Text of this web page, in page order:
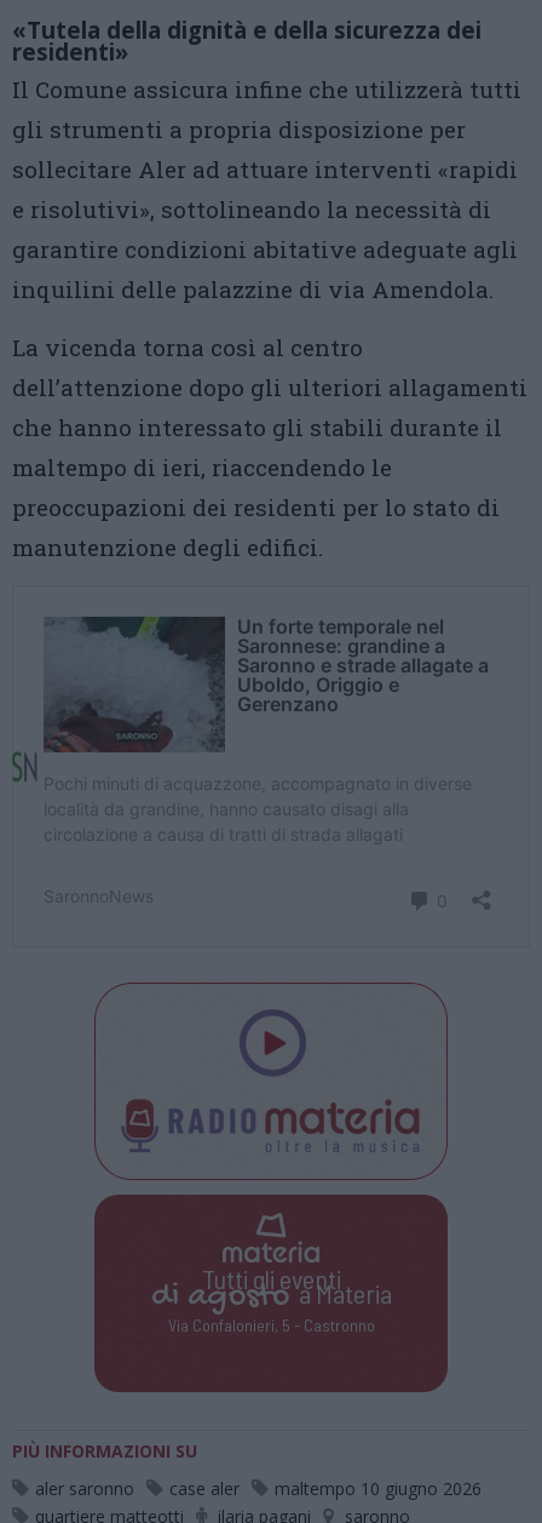
«Tutela della dignità e della sicurezza dei
residenti»
Il Comune assicura infine che utilizzerà tutti
gli strumenti a propria disposizione per
sollecitare Aler ad attuare interventi «rapidi
e risolutivi», sottolineando la necessità di
garantire condizioni abitative adeguate agli
inquilini delle palazzine di via Amendola.
La vicenda torna così al centro
dell’attenzione dopo gli ulteriori allagamenti
che hanno interessato gli stabili durante il
maltempo di ieri, riaccendendo le
preoccupazioni dei residenti per lo stato di
manutenzione degli edifici.
Tutti gli eventi
di agostoa Materia
Via Confalonieri, 5 - Castronno
PIÙ INFORMAZIONI SU
aler saronno
case aler
maltempo 10 giugno 2026
quartiere matteotti
ilaria pagani saronno